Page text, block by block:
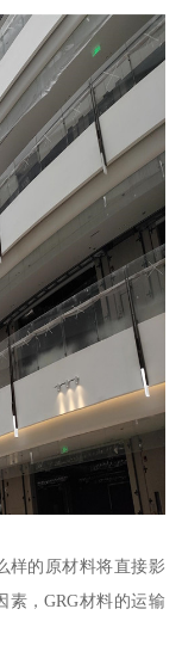
样的原材料将直接影
素，GRG材料的运输